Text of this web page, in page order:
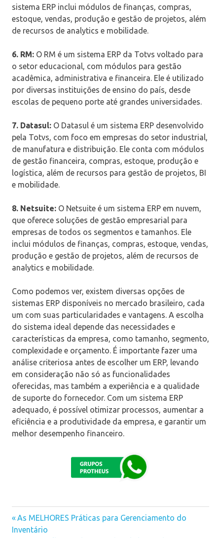
sistema ERP inclui módulos de finanças, compras,
estoque, vendas, produção e gestão de projetos, além
de recursos de analytics e mobilidade.
6. RM: O RM é um sistema ERP da Totvs voltado para
o setor educacional, com módulos para gestão
acadêmica, administrativa e financeira. Ele é utilizado
por diversas instituições de ensino do país, desde
escolas de pequeno porte até grandes universidades.
7. Datasul: O Datasul é um sistema ERP desenvolvido
pela Totvs, com foco em empresas do setor industrial,
de manufatura e distribuição. Ele conta com módulos
de gestão financeira, compras, estoque, produção e
logística, além de recursos para gestão de projetos, BI
e mobilidade.
8. Netsuite: O Netsuite é um sistema ERP em nuvem,
que oferece soluções de gestão empresarial para
empresas de todos os segmentos e tamanhos. Ele
inclui módulos de finanças, compras, estoque, vendas,
produção e gestão de projetos, além de recursos de
analytics e mobilidade.
Como podemos ver, existem diversas opções de
sistemas ERP disponíveis no mercado brasileiro, cada
um com suas particularidades e vantagens. A escolha
do sistema ideal depende das necessidades e
características da empresa, como tamanho, segmento,
complexidade e orçamento. É importante fazer uma
análise criteriosa antes de escolher um ERP, levando
em consideração não só as funcionalidades
oferecidas, mas também a experiência e a qualidade
de suporte do fornecedor. Com um sistema ERP
adequado, é possível otimizar processos, aumentar a
eficiência e a produtividade da empresa, e garantir um
melhor desempenho financeiro.
Navegação
Previous
Post:
As MELHORES Práticas para Gerenciamento do
Inventário